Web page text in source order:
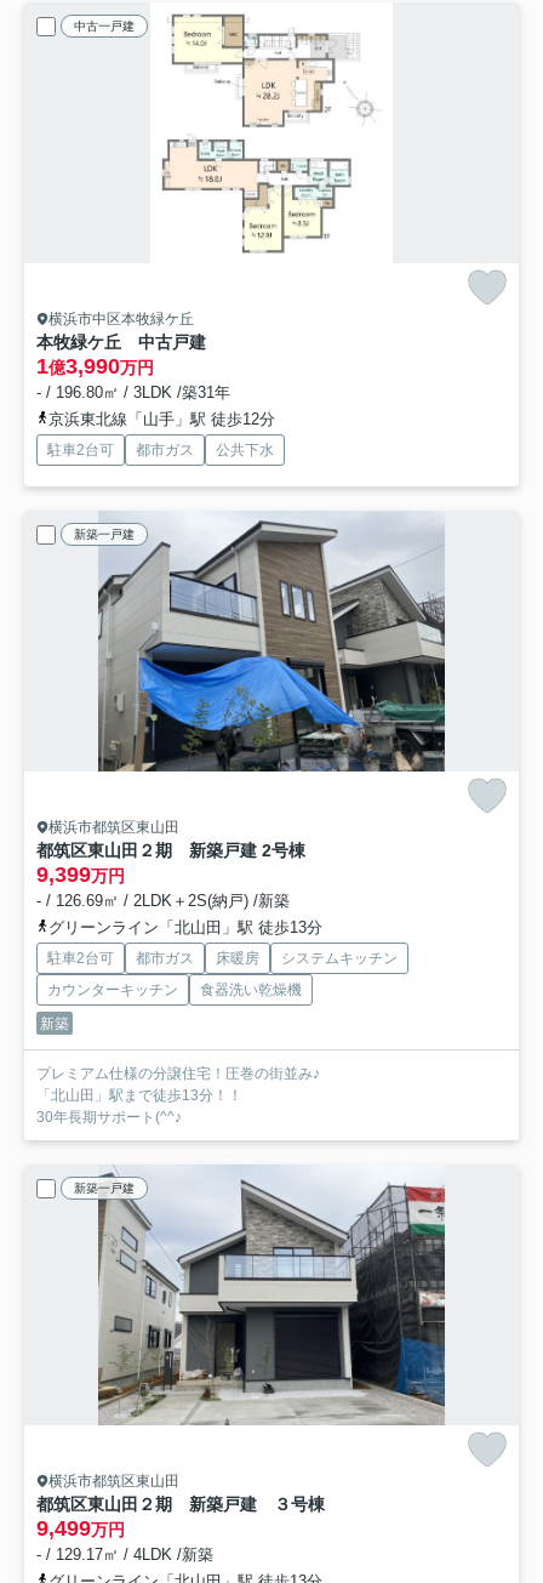
中古一戸建
横浜市中区本牧緑ケ丘
本牧緑ケ丘 中古戸建
1億3,990万円
- / 196.80㎡ / 3LDK /築31年
京浜東北線「山手」駅 徒歩12分
駐車2台可 都市ガス 公共下水
新築一戸建
横浜市都筑区東山田
都筑区東山田２期 新築戸建 2号棟
9,399万円
- / 126.69㎡ / 2LDK＋2S(納戸) /新築
グリーンライン「北山田」駅 徒歩13分
駐車2台可 都市ガス 床暖房
システムキッチン
カウンターキッチン
食器洗い乾燥機
新築
プレミアム仕様の分譲住宅！圧巻の街並み♪
「北山田」駅まで徒歩13分！！
30年長期サポート(^^♪
新築一戸建
横浜市都筑区東山田
都筑区東山田２期 新築戸建 ３号棟
9,499万円
- / 129.17㎡ / 4LDK /新築